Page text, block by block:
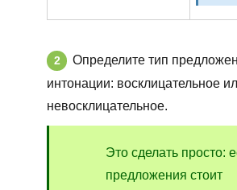
Определите тип
интонации: восклицательное
невосклицательное.
Это сделать просто:
предложения стоит